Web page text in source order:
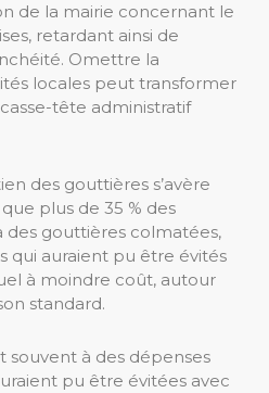
de la mairie concernant le
retardant ainsi de
Omettre la
locales peut transformer
tête administratif
des gouttières s’avère
plus de 35 % des
des gouttières colmatées,
qui auraient pu être évités
à moindre coût, autour
standard.
souvent à des dépenses
pu être évitées avec